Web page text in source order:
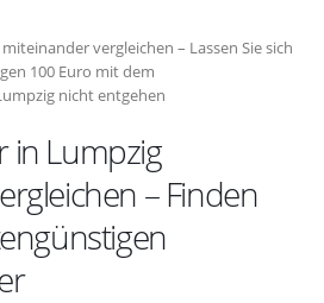
vergleichen – Lassen Sie sich
100 Euro mit dem
nicht entgehen
in Lumpzig
– Finden